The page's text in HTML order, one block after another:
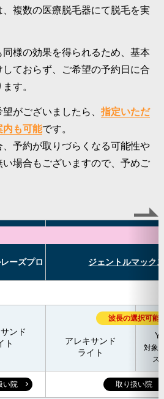
複数の医療脱毛器にて脱毛を実
様の効果を得られるため、基本
ておらず、ご希望の予約日に合
す。
がございましたら、 指定いただ
内も可能です。
予約が取りづらくなる可能性や
場合もございますので、予めご
ーズプロ ジェントルマック
ンド
ト
波長の選択可能
アレキサンド
ライト
対象
ス
い院 取り扱い院